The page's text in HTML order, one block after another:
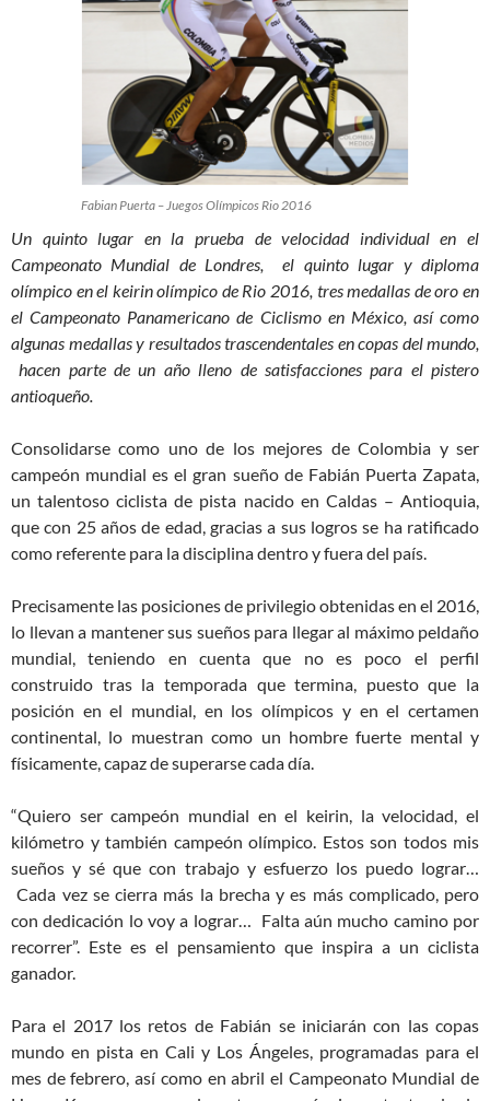
Fabian Puerta – Juegos Olímpicos Rio 2016
Un quinto lugar en la prueba de velocidad individual en el
Campeonato Mundial de Londres, el quinto lugar y diploma
olímpico en el keirin olímpico de Rio 2016, tres medallas de oro en
el Campeonato Panamericano de Ciclismo en México, así como
algunas medallas y resultados trascendentales en copas del mundo,
hacen parte de un año lleno de satisfacciones para el pistero
antioqueño.
Consolidarse como uno de los mejores de Colombia y ser
campeón mundial es el gran sueño de Fabián Puerta Zapata,
un talentoso ciclista de pista nacido en Caldas – Antioquia,
que con 25 años de edad, gracias a sus logros se ha ratificado
como referente para la disciplina dentro y fuera del país.
Precisamente las posiciones de privilegio obtenidas en el 2016,
lo llevan a mantener sus sueños para llegar al máximo peldaño
mundial, teniendo en cuenta que no es poco el perfil
construido tras la temporada que termina, puesto que la
posición en el mundial, en los olímpicos y en el certamen
continental, lo muestran como un hombre fuerte mental y
físicamente, capaz de superarse cada día.
“Quiero ser campeón mundial en el keirin, la velocidad, el
kilómetro y también campeón olímpico. Estos son todos mis
sueños y sé que con trabajo y esfuerzo los puedo lograr…
Cada vez se cierra más la brecha y es más complicado, pero
con dedicación lo voy a lograr… Falta aún mucho camino por
recorrer”. Este es el pensamiento que inspira a un ciclista
ganador.
Para el 2017 los retos de Fabián se iniciarán con las copas
mundo en pista en Cali y Los Ángeles, programadas para el
mes de febrero, así como en abril el Campeonato Mundial de